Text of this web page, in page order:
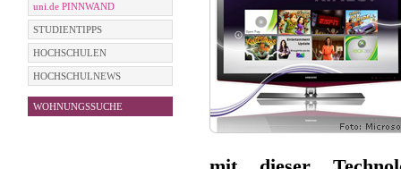
uni.de PINNWAND
STUDIENTIPPS
HOCHSCHULEN
HOCHSCHULNEWS
WOHNUNGSSUCHE